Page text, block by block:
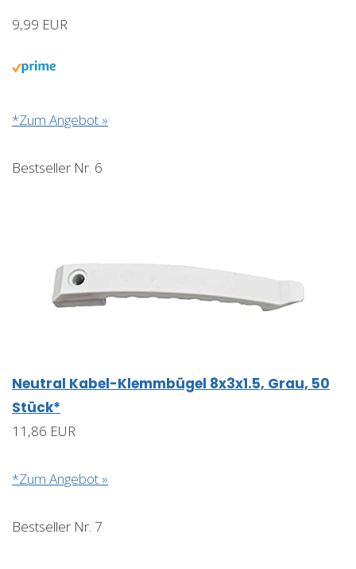
9,99 EUR
*Zum Angebot »
Bestseller Nr. 6
Neutral Kabel-Klemmbügel 8x3x1.5, Grau, 50
Stück*
11,86 EUR
*Zum Angebot »
Bestseller Nr. 7